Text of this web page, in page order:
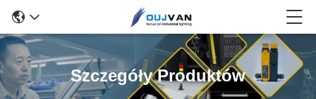
Szczegóły Produktów